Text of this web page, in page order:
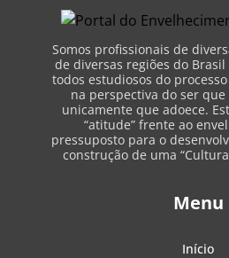
Somos profissionais de
de diversas regiões do
todos estudiosos do
na perspectiva do ser
unicamente que adoece.
“atitude” frente ao
pressuposto para o
construção de uma
Menu
Início